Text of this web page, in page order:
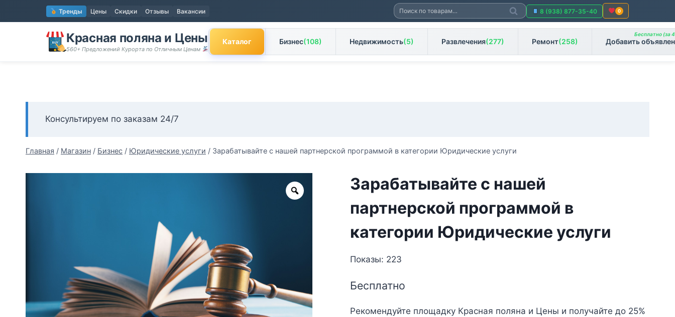
к
содержимому
Тренды Цены Скидки Отзывы Вакансии Искать:
Поиск
8 (938) 877-35-40 0
Красная поляна и Цены
560+ Предложений Курорта по Отличным Ценам
Каталог Бизнес(108) Недвижимость(5) Развлечения(277) Ремонт(258) Добавить
Бесплатно (за
Консультируем по заказам 24/7
Главная / Магазин / Бизнес / Юридические услуги / Зарабатывайте с нашей партнерской программой в категории Юридические услуги
Zoom
Зарабатывайте с нашей
партнерской программой в
категории Юридические услуги
Показы: 223
Бесплатно
Рекомендуйте площадку Красная поляна и Цены и получайте до 25%